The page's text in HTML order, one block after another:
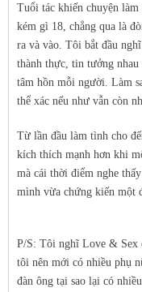
Tuổi tác khiến chuyện
kém gì 18, chẳng qua là
ra và vào. Tôi bắt đầu
thành thực, tin tưởng
tâm hồn mỗi người. Làm
thể xác nếu như vẫn còn
Từ lần đầu làm tình cho
kích thích mạnh hơn khi
mà cái thời điểm nghe
mình vừa chứng kiến một
P/S: Tôi nghĩ Love & Sex
tôi nên mới có nhiều phụ
đàn ông tại sao lại có